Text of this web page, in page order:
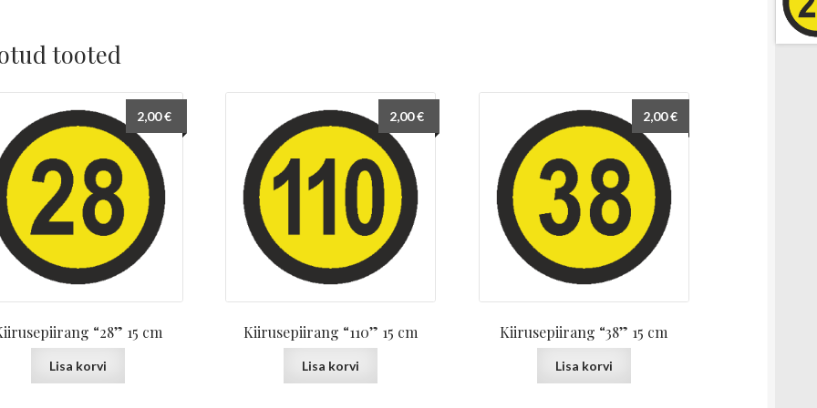
tooted
“28” 15 cm
2,00€
Lisa korvi
Kiirusepiirang “110” 15 cm
2,00€
Lisa korvi
Kiirusepiirang “38” 15 cm
2,00€
Lisa korvi